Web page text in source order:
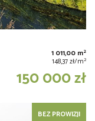
1 011,00 m2
148,37 zł/m2
150 000 zł
BEZ PROWIZJI